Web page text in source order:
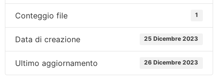
Conteggio file 1
Data di creazione 25 Dicembre 2023
Ultimo aggiornamento 26 Dicembre 2023